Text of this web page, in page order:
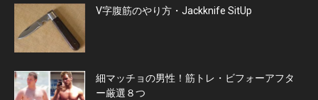
V字腹筋のやり方・Jackknife SitUp
細マッチョの男性！筋トレ・ビフォーアフタ
ー厳選８つ